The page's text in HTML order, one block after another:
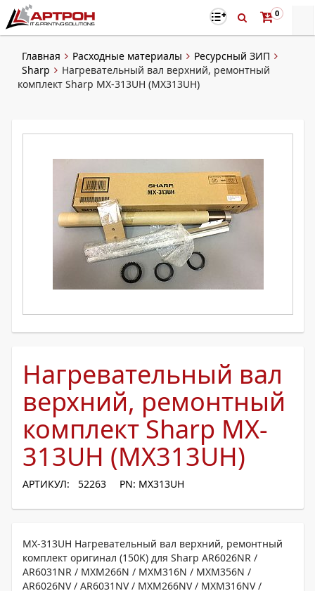
0
Главная Расходные материалы
Ресурсный ЗИП
Sharp
Нагревательный вал верхний, ремонтный
комплект Sharp MX-313UH (MX313UH)
Нагревательный вал
верхний, ремонтный
комплект Sharp MX-
313UH (MX313UH)
АРТИКУЛ: 52263 PN: MX313UH
MX-313UH Нагревательный вал верхний, ремонтный
комплект оригинал (150K) для Sharp AR6026NR /
AR6031NR / MXM266N / MXM316N / MXM356N /
AR6026NV / AR6031NV / MXM266NV / MXM316NV /